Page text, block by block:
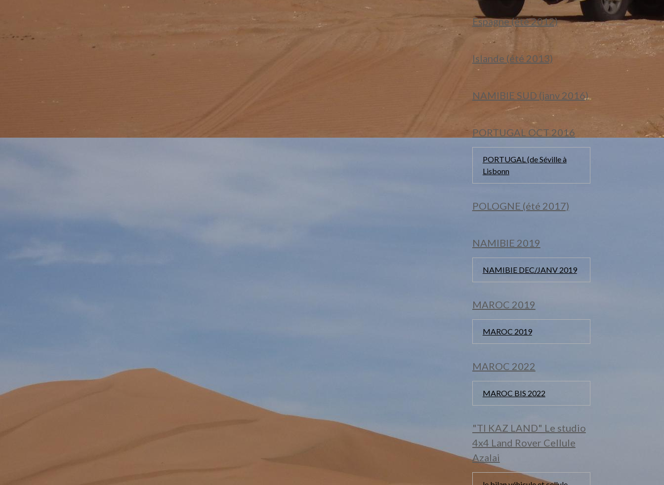
Espagne (été 2012)
Islande (été 2013)
NAMIBIE SUD (janv 2016)
PORTUGAL OCT 2016
PORTUGAL (de Séville à
Lisbonn
POLOGNE (été 2017)
NAMIBIE 2019
NAMIBIE DEC/JANV 2019
MAROC 2019
MAROC 2019
MAROC 2022
MAROC BIS 2022
"TI KAZ LAND" Le studio
4x4 Land Rover Cellule
Azalai